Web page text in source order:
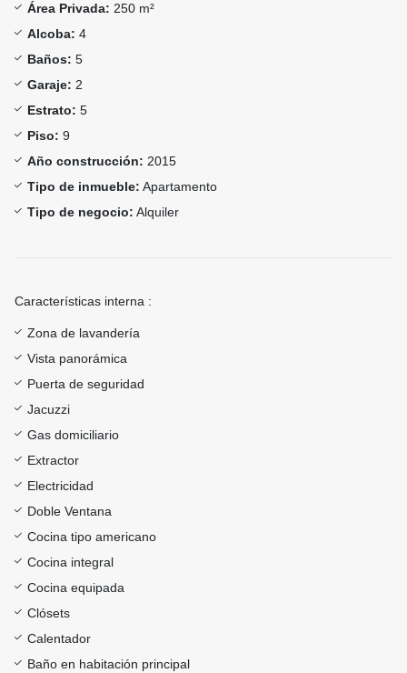
Área Privada: 250 m²
Alcoba: 4
Baños: 5
Garaje: 2
Estrato: 5
Piso: 9
Año construcción: 2015
Tipo de inmueble: Apartamento
Tipo de negocio: Alquiler
Características interna :
Zona de lavandería
Vista panorámica
Puerta de seguridad
Jacuzzi
Gas domiciliario
Extractor
Electricidad
Doble Ventana
Cocina tipo americano
Cocina integral
Cocina equipada
Clósets
Calentador
Baño en habitación principal